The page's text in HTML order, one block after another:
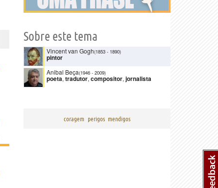
Sobre este tema
Vincent van Gogh(1853 - 1890)
pintor
Anibal Beça(1946 - 2009)
poeta, tradutor, compositor, jornalista
coragem perigos mendigos